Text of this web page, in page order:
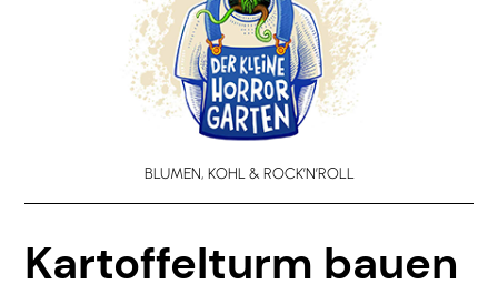
BLUMEN, KOHL & ROCK’N’ROLL
Kartoffelturm bauen